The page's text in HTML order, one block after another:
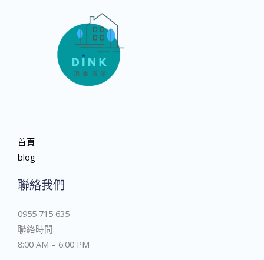
首頁
blog
聯絡我們
0955 715 635
聯絡時間:
8:00 AM – 6:00 PM